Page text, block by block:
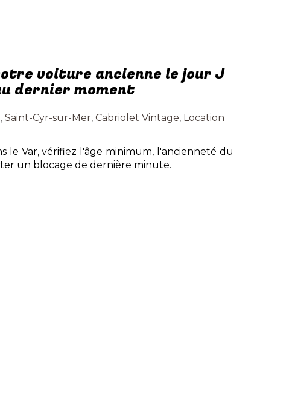
voiture ancienne le jour J
dernier moment
, Saint-Cyr-sur-Mer, Cabriolet Vintage, Location
le Var, vérifiez l'âge minimum, l'ancienneté du
un blocage de dernière minute.